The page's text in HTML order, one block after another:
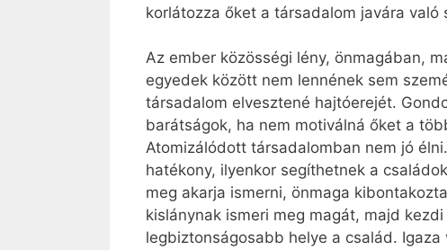
korlátozza őket a társadalom javára
Az ember közösségi lény, önmagában,
egyedek között nem lennének sem
társadalom elvesztené hajtóerejét.
barátságok, ha nem motiválná őket a
Atomizálódott társadalomban nem jó
hatékony, ilyenkor segíthetnek a
meg akarja ismerni, önmaga
kislánynak ismeri meg magát, majd
legbiztonságosabb helye a család.